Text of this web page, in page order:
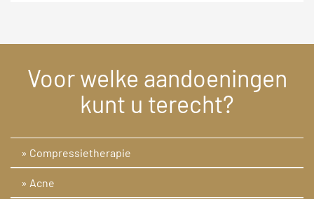
Voor welke aandoeningen
kunt u terecht?
» Compressietherapie
» Acne